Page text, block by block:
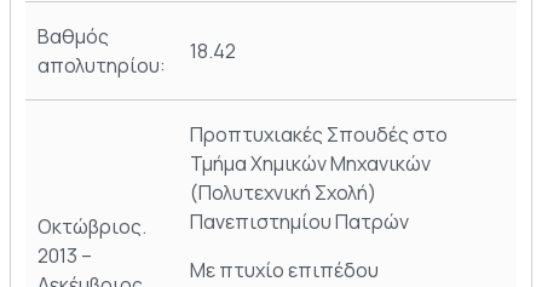
Βαθμός
απολυτηρίου:
18.42
Οκτώβριος.
2013 –
Προπτυχιακές Σπουδές στο
Τμήμα Χημικών Μηχανικών
(Πολυτεχνική Σχολή)
Πανεπιστημίου Πατρών
Με πτυχίο επιπέδου